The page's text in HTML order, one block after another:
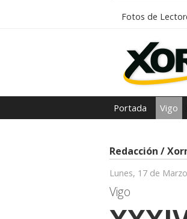
Fotos de
Portada Vigo
Redacción /
Lunes, 17 de
Vigo